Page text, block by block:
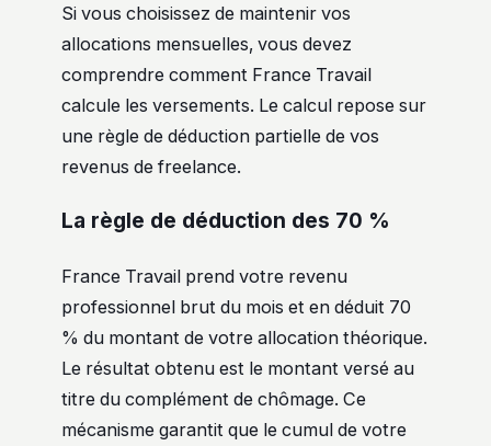
Si vous choisissez de maintenir vos
allocations mensuelles, vous devez
comprendre comment France Travail
calcule les versements. Le calcul repose sur
une règle de déduction partielle de vos
revenus de freelance.
La règle de déduction des 70 %
France Travail prend votre revenu
professionnel brut du mois et en déduit 70
% du montant de votre allocation théorique.
Le résultat obtenu est le montant versé au
titre du complément de chômage. Ce
mécanisme garantit que le cumul de votre